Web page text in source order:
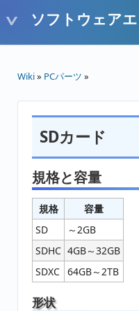
ソフトウェア
Wiki» PCパーツ »
SDカード
規格と容量
規格
容量
SD
～2GB
SDHC 4GB～32GB
SDXC 64GB～2TB
形状